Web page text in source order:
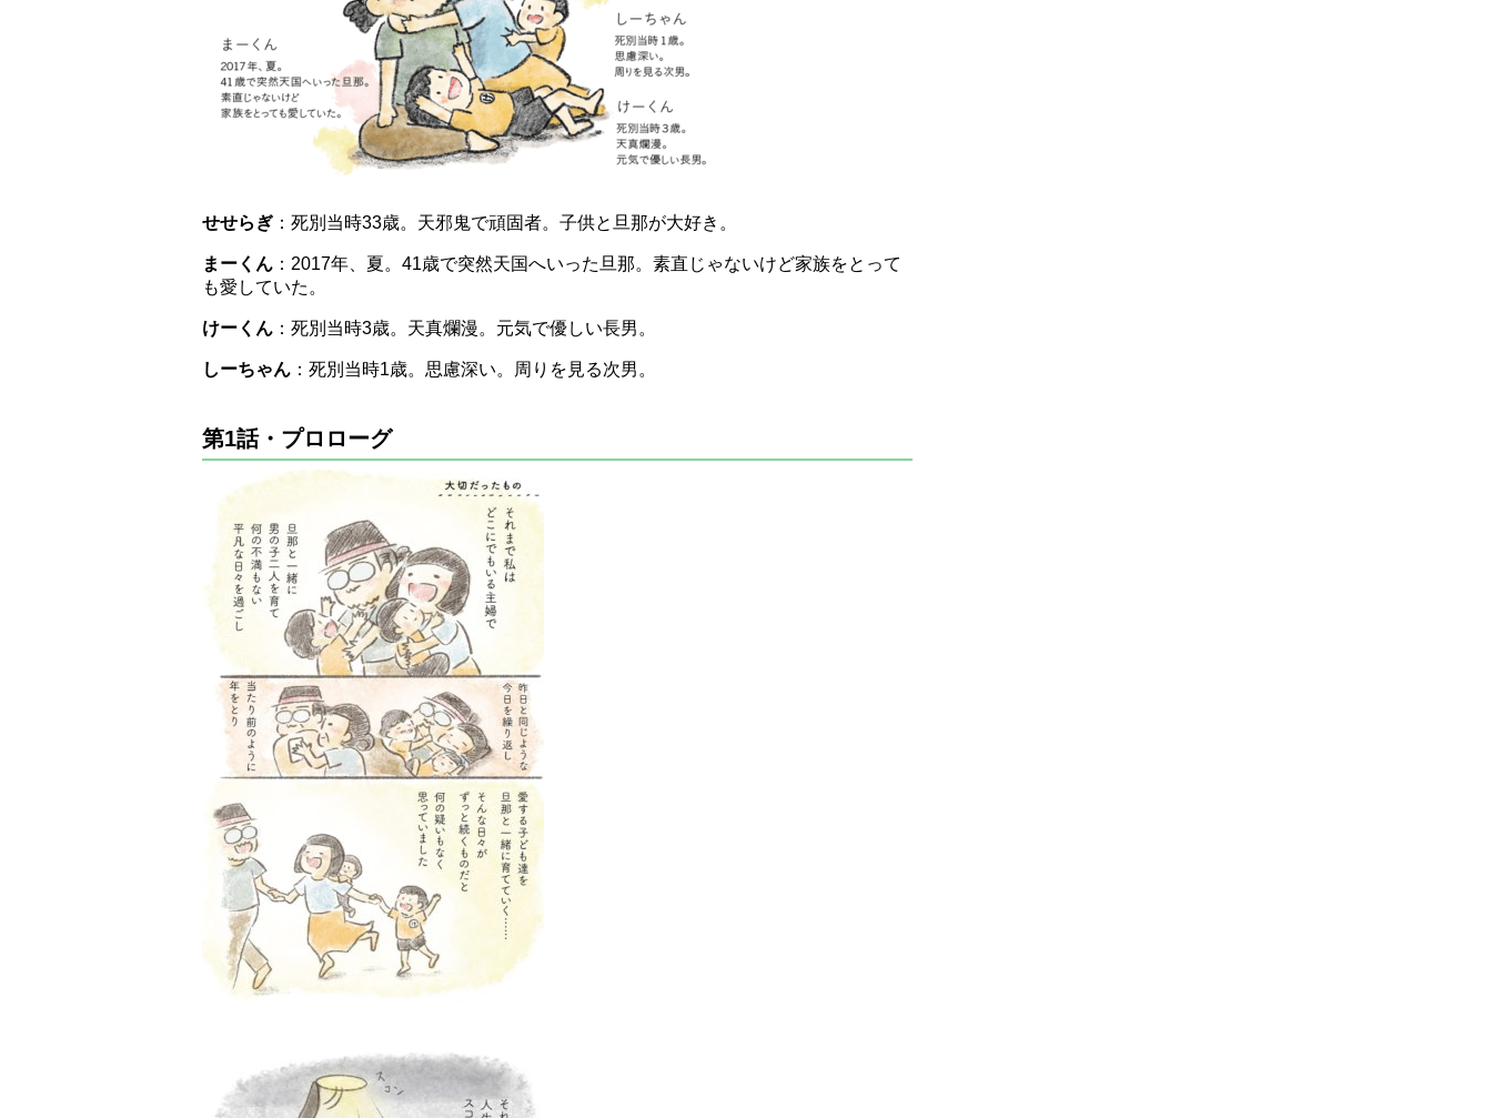
せせらぎ ：死別当時33歳。天邪鬼で頑固者。子供と旦那が大好き。
まーくん ：2017年、夏。41歳で突然天国へいった旦那。素直じゃないけど家族をとって
も愛していた。
けーくん ：死別当時3歳。天真爛漫。元気で優しい長男。
しーちゃん ：死別当時1歳。思慮深い。周りを見る次男。
第1話・プロローグ